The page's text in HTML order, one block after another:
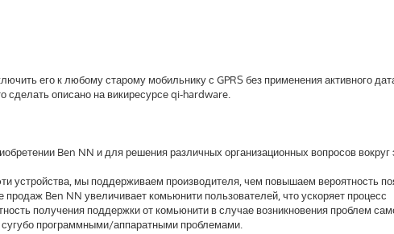
его к любому старому мобильнику с GPRS без применения активного
сделать описано на викиресурсе qi-hardware.
Ben NN и для решения различных организационных вопросов вокруг
устройства, мы поддерживаем производителя, чем повышаем вероятность
Ben NN увеличивает комьюнити пользователей, что ускоряет процесс
получения поддержки от комьюнити в случае возникновения проблем
сугубо программными/аппаратными проблемами.